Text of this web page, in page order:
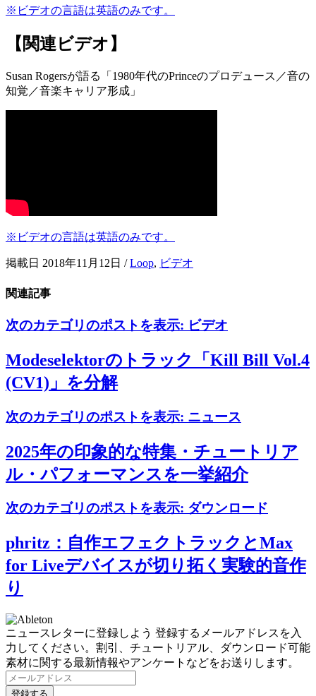
※ビデオの言語は英語のみです。
【関連ビデオ】
Susan Rogersが語る「1980年代のPrinceのプロデュース／音の
知覚／音楽キャリア形成」
※ビデオの言語は英語のみです。
掲載日 2018年11月12日 /Loop, ビデオ
関連記事
次のカテゴリのポストを表示: ビデオ
Modeselektorのトラック「Kill Bill Vol.4
(CV1)」を分解
次のカテゴリのポストを表示: ニュース
2025年の印象的な特集・チュートリア
ル・パフォーマンスを一挙紹介
次のカテゴリのポストを表示: ダウンロード
phritz：自作エフェクトラックとMax
for Liveデバイスが切り拓く実験的音作
り
ニュースレターに登録しよう 登録するメールアドレスを入
力してください。割引、チュートリアル、ダウンロード可能
素材に関する最新情報やアンケートなどをお送りします。